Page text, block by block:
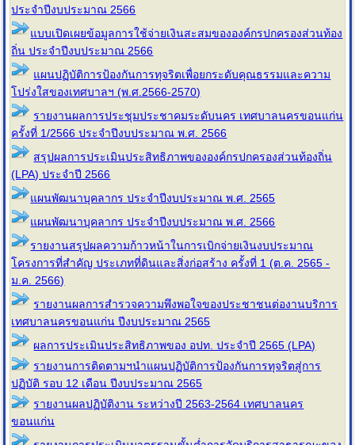
ประจำปีงบประมาณ 2566
แบบเปิดเผยข้อมูลการใช้จ่ายเงินสะสมขององค์กรปกครองส่วนท้อง
ถิ่น ประจำปีงบประมาณ 2566
แผนปฏิบัติการป้องกันการทุจริตเพื่อยกระดับคุณธรรมและความ
โปร่งใสของเทศบาลฯ (พ.ศ.2566-2570)
รายงานผลการประชุมประชาคมระดับนคร เทศบาลนครขอนแก่น
ครั้งที่ 1/2566 ประจำปีงบประมาณ พ.ศ. 2566
สรุปผลการประเมินประสิทธิภาพขององค์กรปกครองส่วนท้องถิ่น
(LPA) ประจำปี 2566
แผนพัฒนาบุคลากร ประจำปีงบประมาณ พ.ศ. 2565
แผนพัฒนาบุคลากร ประจำปีงบประมาณ พ.ศ. 2566
รายงานสรุปผลความก้าวหน้าในการเบิกจ่ายเงินงบประมาณ
โครงการที่สำคัญ ประเภทที่ดินและสิ่งก่อสร้าง ครั้งที่ 1 (ต.ค. 2565 -
ม.ค. 2566)
รายงานผลการสำรวจความพึงพอใจของประชาชนต่องานบริการ
เทศบาลนครขอนแก่น ปีงบประมาณ 2565
ผลการประเมินประสิทธิภาพของ อปท. ประจำปี 2565 (LPA)
รายงานการติดตามฯนำแผนปฏิบัติการป้องกันการทุจริตสู่การ
ปฏิบัติ รอบ 12 เดือน ปีงบประมาณ 2565
รายงานผลปฏิบัติงาน ระหว่างปี 2563-2564 เทศบาลนคร
ขอนแก่น